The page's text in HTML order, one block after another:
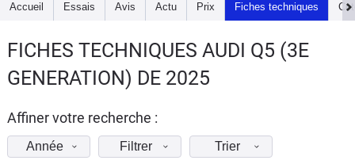
Essais
d'achat
Electriques
Accueil Essais Avis Actu Prix Fiches techniques
FICHES TECHNIQUES AUDI Q5 (3E
GENERATION) DE 2025
Affiner votre recherche :
Année Filtrer Trier